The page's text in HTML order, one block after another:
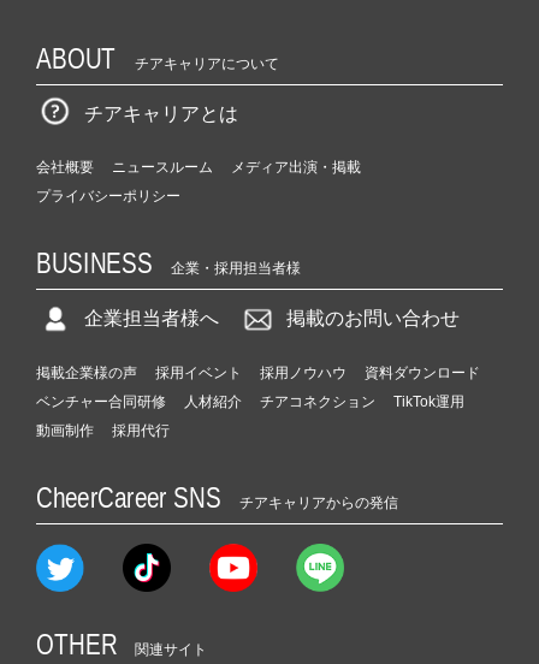
ABOUT チアキャリアについて
チアキャリアとは
会社概要 ニュースルーム
メディア出演・掲載
プライバシーポリシー
BUSINESS 企業・採用担当者様
企業担当者様へ 掲載のお問い合わせ
掲載企業様の声 採用イベント 採用ノウハウ
資料ダウンロード
ベンチャー合同研修
人材紹介 チアコネクション
TikTok運用
動画制作
採用代行
CheerCareer SNS チアキャリアからの発信
OTHER 関連サイト